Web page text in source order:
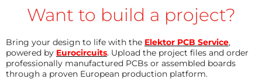
Want to build a project?
Bring your design to life with the Elektor PCB Service,
powered by Eurocircuits. Upload the project files and order
professionally manufactured PCBs or assembled boards
through a proven European production platform.